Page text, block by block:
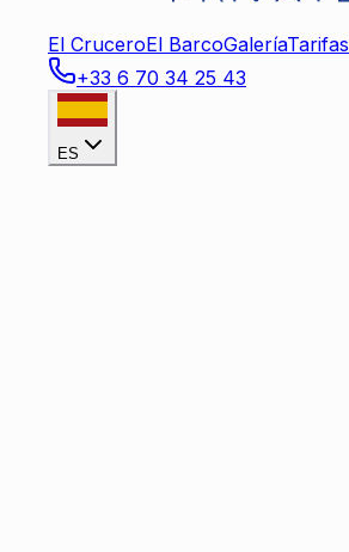
El CruceroEl BarcoGaleríaTarifas
+33 6 70 34 25 43
ES